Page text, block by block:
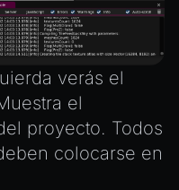
verás el
el
proyecto. Todos
colocarse en